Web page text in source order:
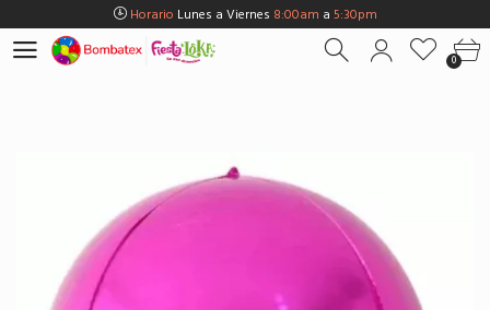
Horario Lunes a Viernes 8:00am a 5:30pm
HorarioSábados
5:00pm
Sábados
HorarioDomingos y Fest.9:00ama3:00pm
0